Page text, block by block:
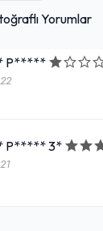
Yorumlar
P*****
P***** 3*